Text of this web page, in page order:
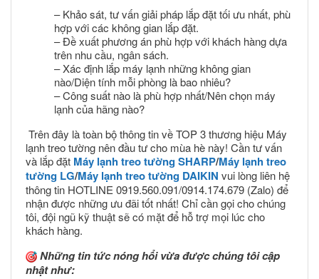
– Khảo sát, tư vấn giải pháp lắp đặt tối ưu nhất, phù
hợp với các không gian lắp đặt.
– Đề xuất phương án phù hợp với khách hàng dựa
trên nhu cầu, ngân sách.
– Xác định lắp máy lạnh những không gian
nào/Diện tính mỗi phòng là bao nhiêu?
– Công suất nào là phù hợp nhất/Nên chọn máy
lạnh của hãng nào?
Trên đây là toàn bộ thông tin về TOP 3 thương hiệu Máy
lạnh treo tường nên đầu tư cho mùa hè này! Cần tư vấn
và lắp đặt Máy lạnh treo tường SHARP/Máy lạnh treo
tường LG/Máy lạnh treo tường DAIKIN vui lòng liên hệ
thông tin HOTLINE 0919.560.091/0914.174.679 (Zalo) để
nhận được những ưu đãi tốt nhất! Chỉ cần gọi cho chúng
tôi, đội ngũ kỹ thuật sẽ có mặt để hỗ trợ mọi lúc cho
khách hàng.
Những tin tức nóng hổi vừa được chúng tôi cập
nhật như: